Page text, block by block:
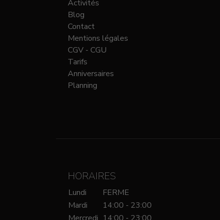
Activités
Blog
Contact
Mentions légales
CGV - CGU
Tarifs
Anniversaires
Planning
HORAIRES
Lundi
FERME
Mardi
14:00 - 23:00